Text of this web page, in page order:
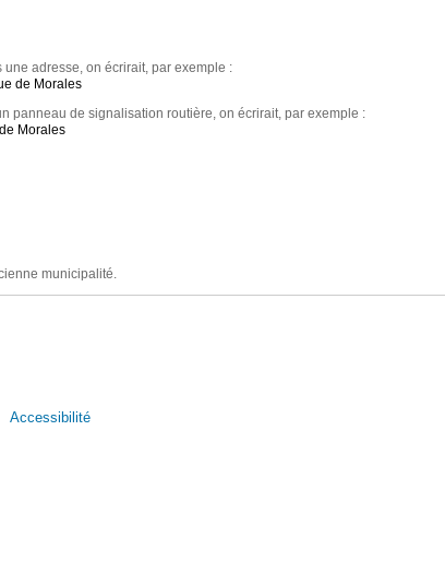
une adresse, on écrirait, par exemple :
de Morales
panneau de signalisation routière, on écrirait, par exemple :
Morales
municipalité.
Accessibilité